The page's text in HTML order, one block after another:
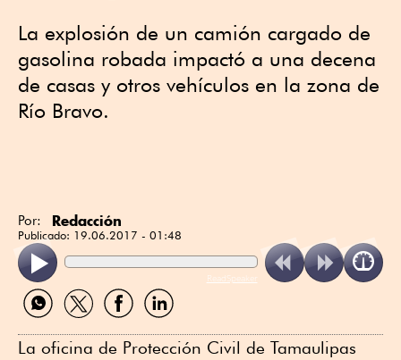
La explosión de un camión cargado de
gasolina robada impactó a una decena
de casas y otros vehículos en la zona de
Río Bravo.
Por: Redacción
Publicado: 19.06.2017 - 01:48
ReadSpeaker
Compartir
por
Compartir
por
Compartir
por
Compartir
por
La oficina de Protección Civil de Tamaulipas